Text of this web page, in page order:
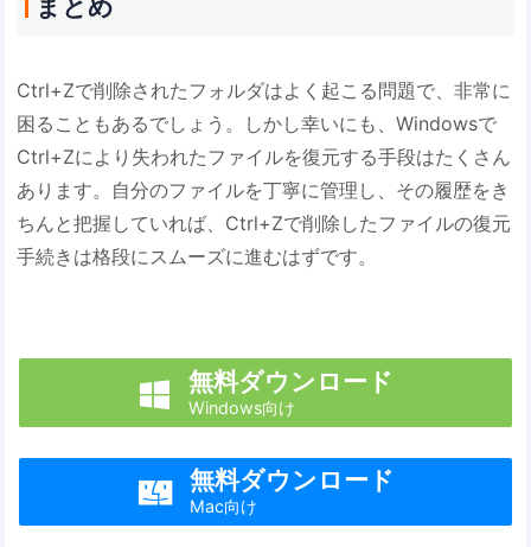
まとめ
Ctrl+Zで削除されたフォルダはよく起こる問題で、非常に
困ることもあるでしょう。しかし幸いにも、Windowsで
Ctrl+Zにより失われたファイルを復元する手段はたくさん
あります。自分のファイルを丁寧に管理し、その履歴をき
ちんと把握していれば、Ctrl+Zで削除したファイルの復元
手続きは格段にスムーズに進むはずです。
 無料ダウンロード
Windows向け
 無料ダウンロード
Mac向け